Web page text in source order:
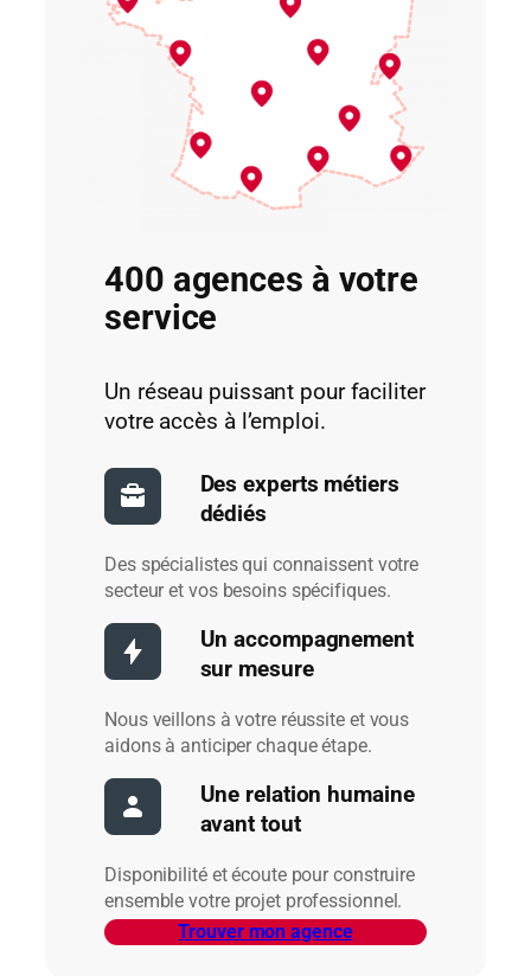
400 agences à votre
service
Un réseau puissant pour faciliter
votre accès à l’emploi.
Des experts métiers
dédiés
Des spécialistes qui connaissent votre
secteur et vos besoins spécifiques.
Un accompagnement
sur mesure
Nous veillons à votre réussite et vous
aidons à anticiper chaque étape.
Une relation humaine
avant tout
Disponibilité et écoute pour construire
ensemble votre projet professionnel.
Trouver mon agence